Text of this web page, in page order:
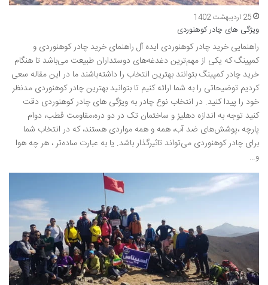
25 اردیبهشت 1402
ویژگی های چادر کوهنوردی
راهنمایی خرید چادر کوهنوردی ایده آل راهنمای خرید چادر کوهنوردی و
کمپینگ که یکی از مهم‌ترین دغدغه‌های دوستداران طبیعت می‌باشد تا هنگام
خرید چادر کمپینگ بتوانند بهترین انتخاب را داشته‌باشند ما در این مقاله سعی
کردیم توضیحاتی را به شما ارائه کنیم تا بتوانید بهترین چادر کوهنوردی مد‌نظر
خود را پیدا کنید. در انتخاب نوع چادر به ویژگی های چادر کوهنوردی دقت
کنید توجه به اندازه دهلیز و ساختمان تک در دو دره،مقاومت قطب، دوام
پارچه ،پوشش‌های ضد آب، همه و همه مواردی هستند، که در انتخاب شما
برای چادر کوهنوردی می‌تواند تاثیرگذار باشد. یا به عبارت ساده‌تر ، هر چه هوا
و…